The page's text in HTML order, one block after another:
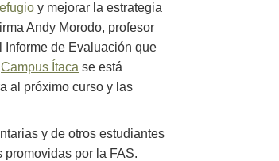
y mejorar la estrategia
Andy Morodo, profesor
Informe de Evaluación que
Campus Ítaca se está
al próximo curso y las
y de otros estudiantes
por la FAS.